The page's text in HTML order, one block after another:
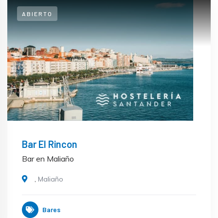
ABIERTO
Bar El Rincon
Bar en Maliaño
Maliaño
Bares